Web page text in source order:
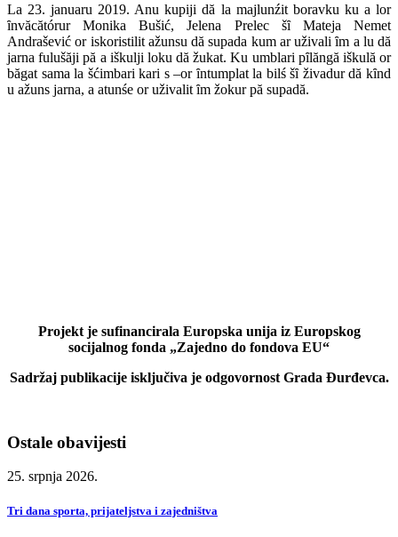
La 23. januaru 2019. Anu kupiji dă la majlunźit boravku ku a lor
ȋnvăcătórur Monika Bušić, Jelena Prelec šȋ Mateja Nemet
Andrašević or iskoristilit ažunsu dă supada kum ar uživali ȋm a lu dă
jarna fulušăji pă a iškulji loku dă žukat. Ku umblari pȋlăngă iškulă or
băgat sama la šćimbari kari s –or ȋntumplat la bilś šȋ živadur dă kȋnd
u ažuns jarna, a atunśe or uživalit ȋm žokur pă supadă.
Projekt je sufinancirala Europska unija iz Europskog
socijalnog fonda „Zajedno do fondova EU“
Sadržaj publikacije isključiva je odgovornost Grada Đurđevca.
Ostale obavijesti
25. srpnja 2026.
Tri dana sporta, prijateljstva i zajedništva